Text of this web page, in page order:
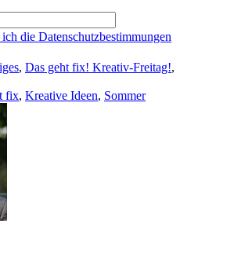
die Datenschutzbestimmungen
, Das geht fix! Kreativ-Freitag!,
fix, Kreative Ideen, Sommer